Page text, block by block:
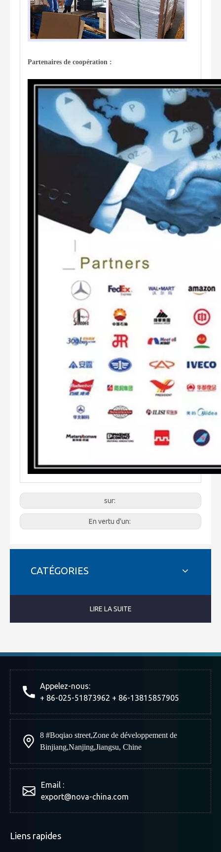
Partenaires de coopération :
sur:
En vertu d'un:
CATÉGORIES
LIRE LA SUITE
Appelez-nous:
+ 86-025-51873962 + 86-13815857905
8 #Boqiao street,Zone de développement de
Binjiang,Nanjing,Jiangsu, Chine
Email :
export@nova-china.com
Liens rapides